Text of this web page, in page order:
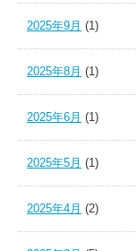
2025年9月 (1)
2025年8月 (1)
2025年6月 (1)
2025年5月 (1)
2025年4月 (2)